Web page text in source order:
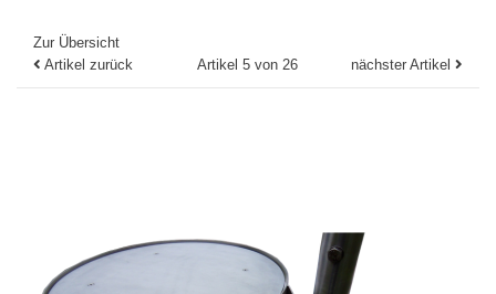
Zur Übersicht
Artikel zurück
Artikel 5 von 26 nächster Artikel